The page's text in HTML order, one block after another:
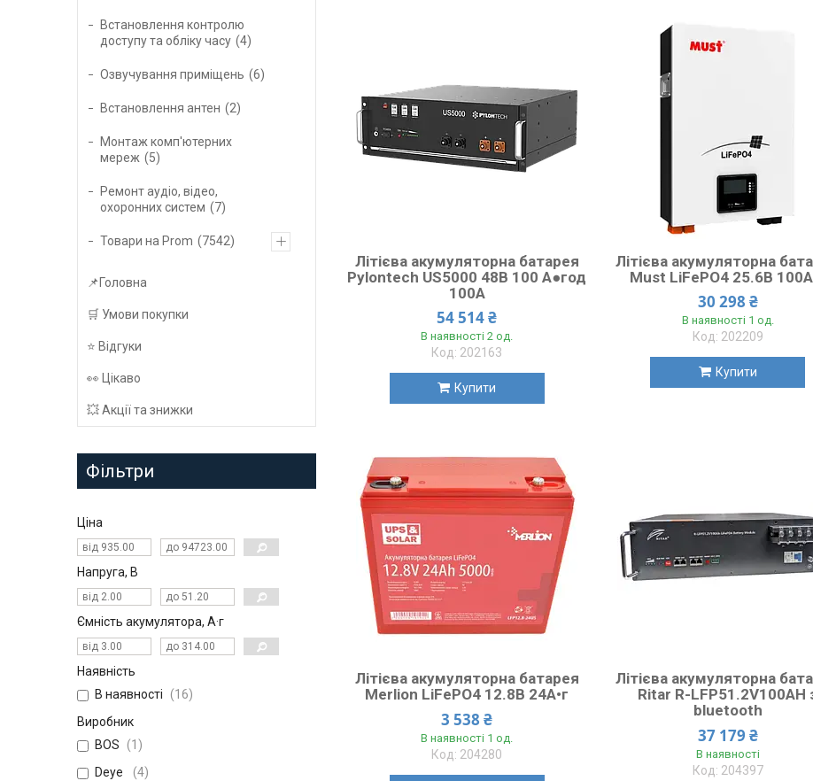
Літієва акумуляторна батарея
Pylontech US5000 48В 100 А●год
100А
54 514 ₴
В наявності 2 од.
202163
Купити
Літієва акумуляторна
Must LiFePO4 25.6В
30 298 ₴
В наявності 1 од.
202209
Купити
Літієва акумуляторна батарея
Merlion LiFePO4 12.8В 24А•г
3 538 ₴
В наявності 1 од.
204280
Літієва акумуляторна
Ritar R-LFP51.2V100AH
bluetooth
37 179 ₴
В наявності
204397
Встановлення контролю
доступу та обліку часу
4
Озвучування приміщень 6
Встановлення антен 2
Монтаж комп'ютерних
мереж
5
Ремонт аудіо, відео,
охоронних систем
7
Товари на Prom 7542
📌Головна
🛒 Умови покупки
⭐️ Відгуки
👀 Цікаво
💥 Акції та знижки
Фільтри
Ціна
Напруга, В
Ємність акумулятора, А·г
Наявність
В наявності
16
Виробник
BOS
1
Deye
4